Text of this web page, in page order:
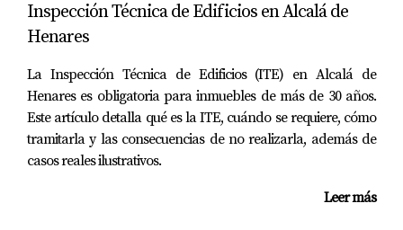
Amparo Lillo entiende que cada cliente es único, por lo
específicos. Este enfoque no solo ayuda a personalizar la
experiencia, sino que también crea un vínculo de
confianza entre el agente y el comprador.
Construir Relaciones Duraderas
Al establecer relaciones auténticas con los clientes, se
Inspección Técnica de Edificios en Alcalá de
Henares
La Inspección Técnica de Edificios (ITE) en Alcalá de
Henares es obligatoria para inmuebles de más de 30 años.
Este artículo detalla qué es la ITE, cuándo se requiere, cómo
tramitarla y las consecuencias de no realizarla, además de
casos reales ilustrativos.
Leer más